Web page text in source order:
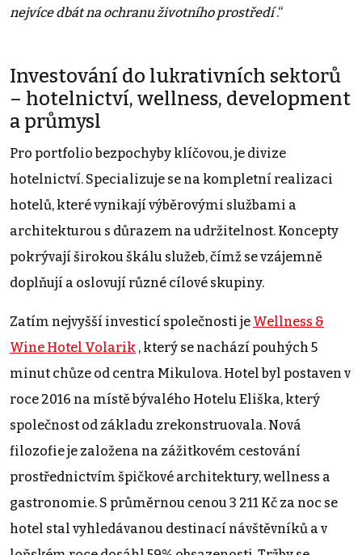
nejvíce dbát na ochranu životního prostředí.“
Investování do lukrativních sektorů
– hotelnictví, wellness, development
a průmysl
Pro portfolio bezpochyby klíčovou, je divize
hotelnictví. Specializuje se na kompletní realizaci
hotelů, které vynikají výběrovými službami a
architekturou s důrazem na udržitelnost. Koncepty
pokrývají širokou škálu služeb, čímž se vzájemně
doplňují a oslovují různé cílové skupiny.
Zatím nejvyšší investicí společnosti je Wellness &
Wine Hotel Volarik , který se nachází pouhých 5
minut chůze od centra Mikulova. Hotel byl postaven v
roce 2016 na místě bývalého Hotelu Eliška, který
společnost od základu zrekonstruovala. Nová
filozofie je založena na zážitkovém cestování
prostřednictvím špičkové architektury, wellness a
gastronomie. S průměrnou cenou 3 211 Kč za noc se
hotel stal vyhledávanou destinací návštěvníků a v